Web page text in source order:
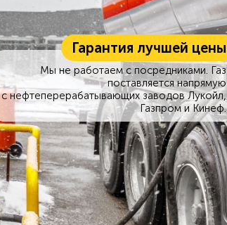
Гарантия лучшей цены
Мы не работаем с посредниками. Газ
поставляется напрямую
с нефтеперерабатывающих заводов Лукойл,
Газпром и Кинеф.